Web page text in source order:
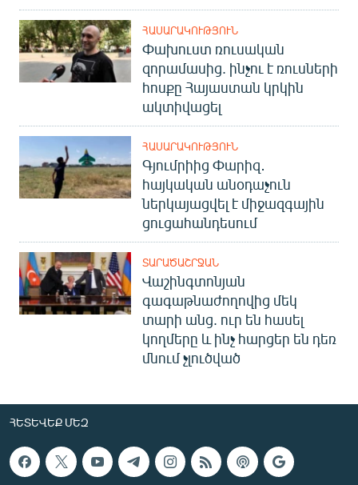
ՀԱՍԱՐԱԿՈՒԹՅՈՒՆ
Փախուստ ռուսական
զորամասից. ինչու է ռուսների
հոսքը Հայաստան կրկին
ակտիվացել
ՀԱՍԱՐԱԿՈՒԹՅՈՒՆ
Գյումրիից Փարիզ․
հայկական անօդաչուն
ներկայացվել է միջազգային
ցուցահանդեսում
ՏԱՐԱԾԱՇՐՋԱՆ
Վաշինգտոնյան
գագաթնաժողովից մեկ
տարի անց. ուր են հասել
կողմերը և ինչ հարցեր են դեռ
մնում չլուծված
ՀԵՏԵՎԵՔ ՄԵԶ